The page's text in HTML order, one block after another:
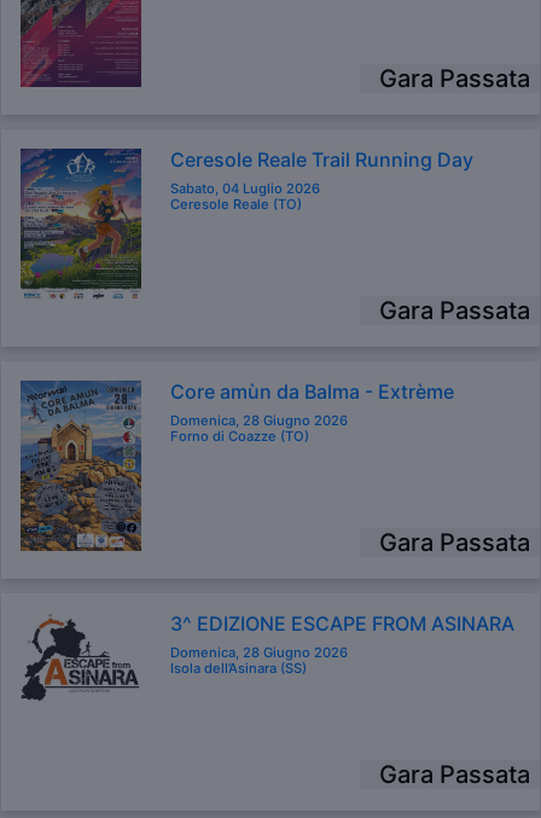
Gara Passata
Ceresole Reale Trail Running Day
Sabato, 04 Luglio 2026
Ceresole Reale (TO)
Gara Passata
Core amùn da Balma - Extrème
Domenica, 28 Giugno 2026
Forno di Coazze (TO)
Gara Passata
3^ EDIZIONE ESCAPE FROM ASINARA
Domenica, 28 Giugno 2026
Isola dell’Asinara (SS)
Gara Passata